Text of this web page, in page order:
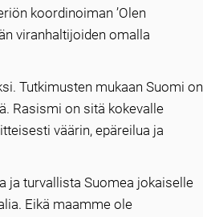
koordinoiman ’Olen
viranhaltijoiden omalla
Tutkimusten mukaan Suomi on
Rasismi on sitä kokevalle
väärin, epäreilua ja
ja turvallista Suomea jokaiselle
Eikä maamme ole